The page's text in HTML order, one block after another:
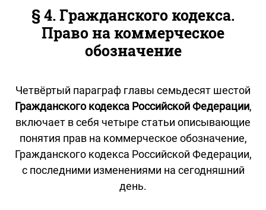
§ 4. Гражданского кодекса.
Право на коммерческое
обозначение
Четвёртый параграф главы семьдесят шестой
Гражданского кодекса Российской Федерации,
включает в себя четыре статьи описывающие
понятия прав на коммерческое обозначение,
Гражданского кодекса Российской Федерации,
с последними изменениями на сегодняшний
день.